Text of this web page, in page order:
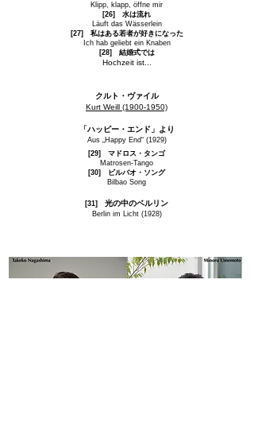
Klipp, klapp, öffne mir
[26] 水は流れ
Läuft das Wässerlein
[27] 私はある若者が好きになった
Ich hab geliebt ein Knaben
[28] 結婚式では
Hochzeit ist...
クルト・ヴァイル
Kurt Weill (1900-1950)
「ハッピー・エンド」より
Aus „Happy End“ (1929)
[29] マドロス・タンゴ
Matrosen-Tango
[30] ビルバオ・ソング
Bilbao Song
[31] 光の中のベルリン
Berlin im Licht (1928)